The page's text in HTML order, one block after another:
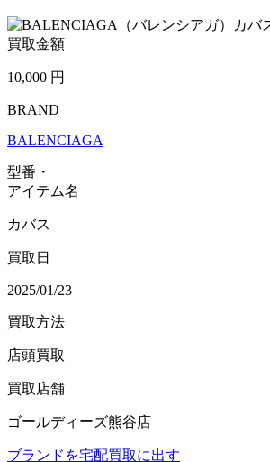
買取金額
10,000 円
BRAND
BALENCIAGA
型番・
アイテム名
カバス
買取日
2025/01/23
買取方法
店頭買取
買取店舗
ゴールディーズ熊谷店
ブランドを宅配買取に出す